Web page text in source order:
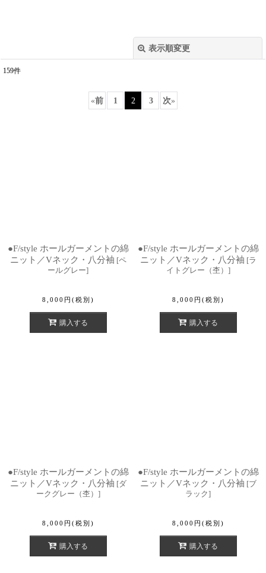
表示順変更
159件
«前 1 2 3 次»
●F/style ホールガーメントの綿
ニット／Vネック・八分袖 [ペ
ールグレー]
8,000 円 (税別)
購入する
●F/style ホールガーメントの綿
ニット／Vネック・八分袖 [ラ
イトグレー（杢） ]
8,000 円 (税別)
購入する
●F/style ホールガーメントの綿
ニット／Vネック・八分袖 [ダ
ークグレー（杢） ]
8,000 円 (税別)
購入する
●F/style ホールガーメントの綿
ニット／Vネック・八分袖 [ブ
ラック]
8,000 円 (税別)
購入する